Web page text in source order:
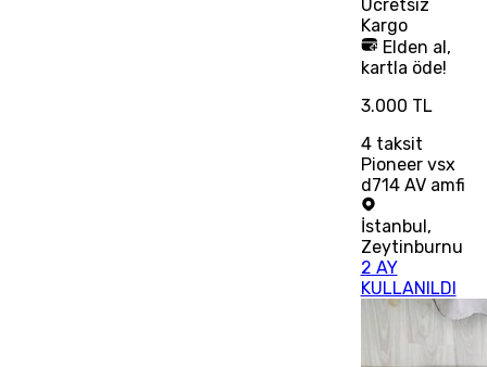
Ücretsiz
Kargo
Elden al,
kartla öde!
3.000 TL
4taksit
Pioneer vsx
d714 AV amfi
İstanbul,
Zeytinburnu
2 AY
KULLANILDI